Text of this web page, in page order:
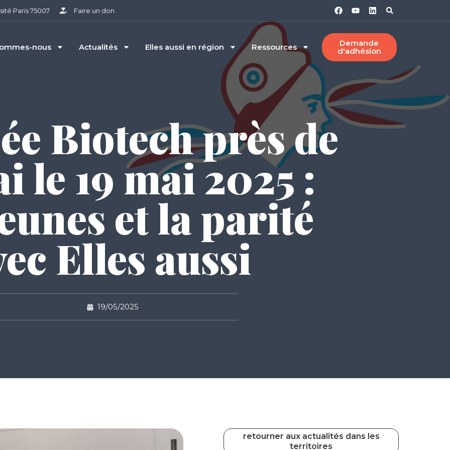
Paris 75007 Faire un don
nous Actualités Elles aussi en région Ressources
Demande
d'adhésion
Biotech près de
le 19 mai 2025 :
et la parité
Elles aussi
19/05/2025
retourner aux actualités dans les
territoires